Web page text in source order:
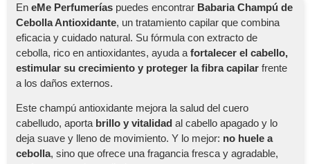
EneMe Perfumeríaspuedes encontrar Babaria Champú de
Cebolla Antioxidante, un tratamiento capilar que combina
eficacia y cuidado natural. Su fórmula con extracto de
cebolla, rico en antioxidantes, ayuda a fortalecer el cabello,
estimular su crecimiento y proteger la fibra capilarfrente
a los daños externos.
Este champú antioxidante mejora la salud del cuero
cabelludo, aporta brillo y vitalidad al cabello apagado y lo
deja suave y lleno de movimiento. Y lo mejor: no huele a
cebolla, sino que ofrece una fragancia fresca y agradable,